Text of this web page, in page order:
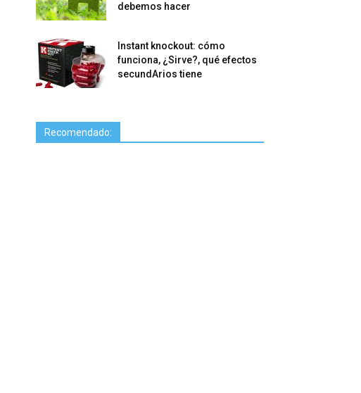
debemos hacer
Instant knockout: cómo
funciona, ¿Sirve?, qué efectos
secundArios tiene
Recomendado: